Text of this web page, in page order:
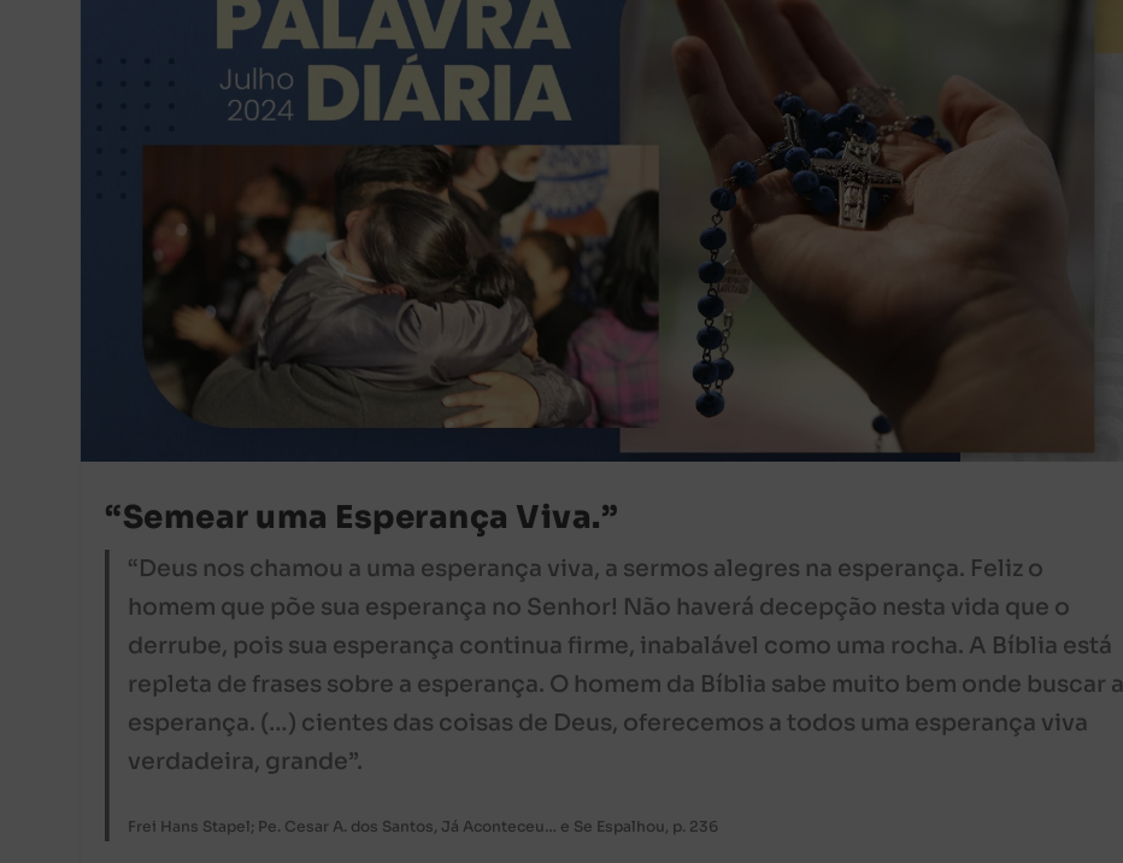
“Semear uma Esperança Viva.”
“Deus nos chamou a uma esperança viva, a sermos alegres na esperança. Feliz o
homem que põe sua esperança no Senhor! Não haverá decepção nesta vida que o
derrube, pois sua esperança continua firme, inabalável como uma rocha. A Bíblia está
repleta de frases sobre a esperança. O homem da Bíblia sabe muito bem onde buscar a
esperança. (…) cientes das coisas de Deus, oferecemos a todos uma esperança viva
verdadeira, grande”.
Frei Hans Stapel; Pe. Cesar A. dos Santos, Já Aconteceu… e Se Espalhou, p. 236